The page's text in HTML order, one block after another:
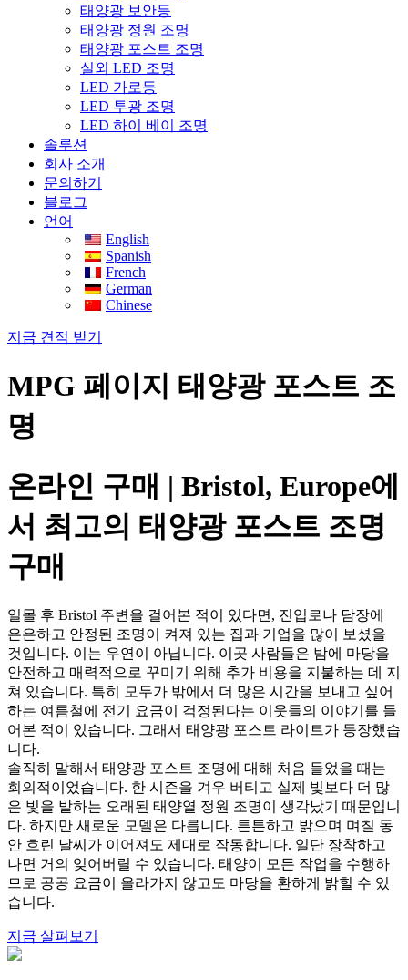
태양광 보안등
태양광 정원 조명
태양광 포스트 조명
실외 LED 조명
LED 가로등
LED 투광 조명
LED 하이 베이 조명
솔루션
회사 소개
문의하기
블로그
언어
English
Spanish
French
German
Chinese
지금 견적 받기
MPG 페이지 태양광 포스트 조
명
온라인 구매 | Bristol, Europe에
서 최고의 태양광 포스트 조명
구매
일몰 후 Bristol 주변을 걸어본 적이 있다면, 진입로나 담장에
은은하고 안정된 조명이 켜져 있는 집과 기업을 많이 보셨을
것입니다. 이는 우연이 아닙니다. 이곳 사람들은 밤에 마당을
안전하고 매력적으로 꾸미기 위해 추가 비용을 지불하는 데 지
쳐 있습니다. 특히 모두가 밖에서 더 많은 시간을 보내고 싶어
하는 여름철에 전기 요금이 걱정된다는 이웃들의 이야기를 들
어본 적이 있습니다. 그래서 태양광 포스트 라이트가 등장했습
니다.
솔직히 말해서 태양광 포스트 조명에 대해 처음 들었을 때는
회의적이었습니다. 한 시즌을 겨우 버티고 실제 빛보다 더 많
은 빛을 발하는 오래된 태양열 정원 조명이 생각났기 때문입니
다. 하지만 새로운 모델은 다릅니다. 튼튼하고 밝으며 며칠 동
안 흐린 날씨가 이어져도 제대로 작동합니다. 일단 장착하고
나면 거의 잊어버릴 수 있습니다. 태양이 모든 작업을 수행하
므로 공공 요금이 올라가지 않고도 마당을 환하게 밝힐 수 있
습니다.
지금 살펴보기